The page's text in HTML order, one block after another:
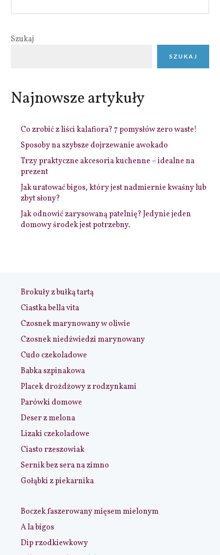
Szukaj
SZUKAJ
Najnowsze artykuły
Co zrobić z liści kalafiora? 7 pomysłów zero waste!
Sposoby na szybsze dojrzewanie awokado
Trzy praktyczne akcesoria kuchenne – idealne na
prezent
Jak uratować bigos, który jest nadmiernie kwaśny lub
zbyt słony?
Jak odnowić zarysowaną patelnię? Jedynie jeden
domowy środek jest potrzebny.
Brokuły z bułką tartą
Ciastka bella vita
Czosnek marynowany w oliwie
Czosnek niedźwiedzi marynowany
Cudo czekoladowe
Babka szpinakowa
Placek drożdżowy z rodzynkami
Parówki domowe
Deser z melona
Lizaki czekoladowe
Ciasto rzeszowiak
Sernik bez sera na zimno
Gołąbki z piekarnika
Boczek faszerowany mięsem mielonym
A la bigos
Dip rzodkiewkowy